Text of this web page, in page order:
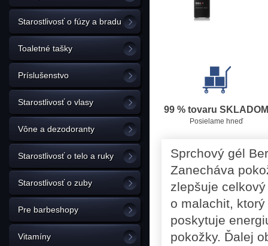
Starostlivosť o fúzy a bradu
Toaletné tašky
Príslušenstvo
Starostlivosť o vlasy
Vône a dezodoranty
Starostlivosť o telo a ruky
Starostlivosť o zuby
Pre barbeshopy
Vitamíny
99 % tovaru SKLADOM
Posielame hneď
Sprchový gél
Zanecháva
zlepšuje
o malachit,
poskytuje
pokožky. Ďalej